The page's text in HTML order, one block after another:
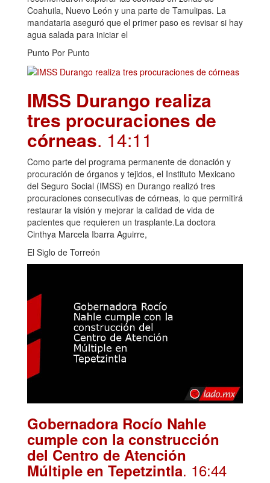
Coahuila, Nuevo León y una parte de Tamulipas. La
mandataria aseguró que el primer paso es revisar si hay
agua salada para iniciar el
Punto Por Punto
IMSS Durango realiza
tres procuraciones de
córneas. 14:11
Como parte del programa permanente de donación y
procuración de órganos y tejidos, el Instituto Mexicano
del Seguro Social (IMSS) en Durango realizó tres
procuraciones consecutivas de córneas, lo que permitirá
restaurar la visión y mejorar la calidad de vida de
pacientes que requieren un trasplante.La doctora
Cinthya Marcela Ibarra Aguirre,
El Siglo de Torreón
Gobernadora Rocío Nahle
cumple con la construcción
del Centro de Atención
Múltiple en Tepetzintla. 16:44